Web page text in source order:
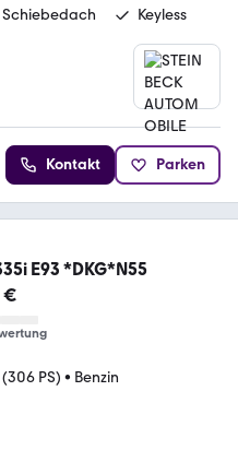
Schiebedach Keyless
Kontakt Parken
E93 *DKG*N55
€
PS) • Benzin